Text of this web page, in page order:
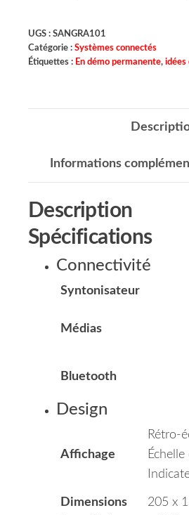
UGS : SANGRA101
Catégorie : Systèmes connectés
Étiquettes : En démo permanente, idées
Informations
Description
Spécifications
Connectivité
Syntonisateur
Médias
Bluetooth
Design
Affichage
Rétro-
Dimensions
205 x